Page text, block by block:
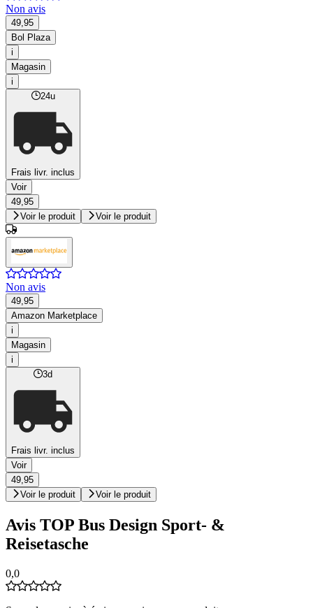
Non avis
49,95
Bol Plaza
i
Magasin
i
24u
Frais livr. inclus
Voir
49,95
Voir le produit
Voir le produit
Non avis
49,95
Amazon Marketplace
i
Magasin
i
3d
Frais livr. inclus
Voir
49,95
Voir le produit
Voir le produit
Avis TOP Bus Design Sport- &
Reisetasche
0,0